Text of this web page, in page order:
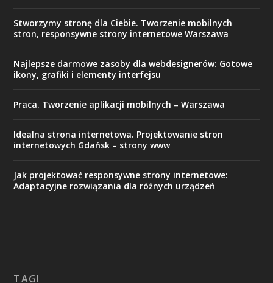
Stworzymy stronę dla Ciebie. Tworzenie mobilnych
stron, responsywne strony internetowe Warszawa
Najlepsze darmowe zasoby dla webdesignerów: Gotowe
ikony, grafiki i elementy interfejsu
Praca. Tworzenie aplikacji mobilnych – Warszawa
Idealna strona internetowa. Projektowanie stron
internetowych Gdańsk – strony www
Jak projektować responsywne strony internetowe:
Adaptacyjne rozwiązania dla różnych urządzeń
TAGI